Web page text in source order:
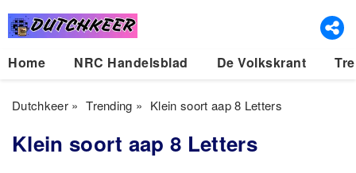
Home NRC Handelsblad De Volkskrant
Dutchkeer» Trending » Klein soort aap 8 Letters
Klein soort aap 8 Letters